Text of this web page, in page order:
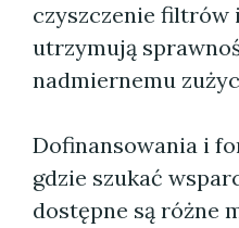
czyszczenie filtrów
utrzymują
nadmiernemu
Dofinansowania i
gdzie szukać
dostępne są różne